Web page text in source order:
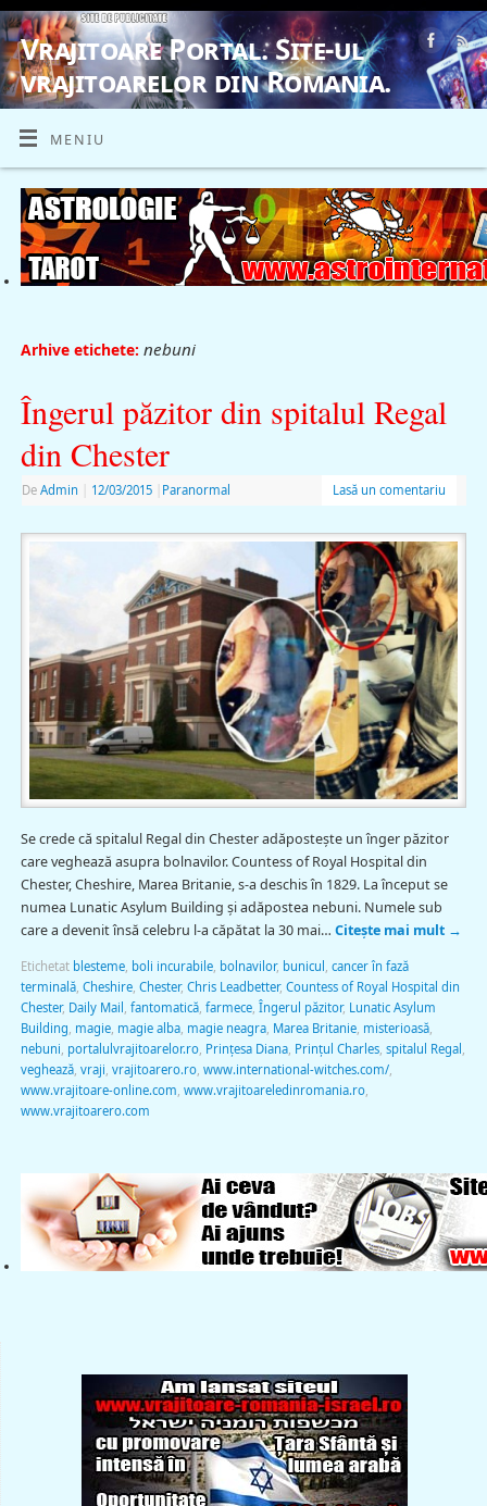
Vrajitoare Portal. Site-ul
vrajitoarelor din Romania.
VRAJITOARE, VRAJITOARELE, VRAJITOARE
MENIU
Arhive etichete: nebuni
Îngerul păzitor din spitalul Regal
din Chester
De Admin 12/03/2015 Paranormal Lasă un comentariu
Se crede că spitalul Regal din Chester adăposteşte un înger păzitor
care veghează asupra bolnavilor. Countess of Royal Hospital din
Chester, Cheshire, Marea Britanie, s-a deschis în 1829. La început se
numea Lunatic Asylum Building şi adăpostea nebuni. Numele sub
care a devenit însă celebru l-a căpătat la 30 mai… Citește mai mult →
Etichetat blesteme, boli incurabile, bolnavilor, bunicul
cancer în fază
terminală, Cheshire, Chester, Chris Leadbetter, Countess of Royal Hospital din
Chester, Daily Mail fantomatică, farmece, Îngerul păzitor, Lunatic Asylum
Building magie, magie alba, magie neagra, Marea Britanie, misterioasă,
nebuni portalulvrajitoarelor.ro, Prinţesa Diana, Prinţul Charles, spitalul Regal
veghează, vraji vrajitoarero.ro, www.international-witches.com/,
www.vrajitoare-online.com www.vrajitoareledinromania.ro,
www.vrajitoarero.com